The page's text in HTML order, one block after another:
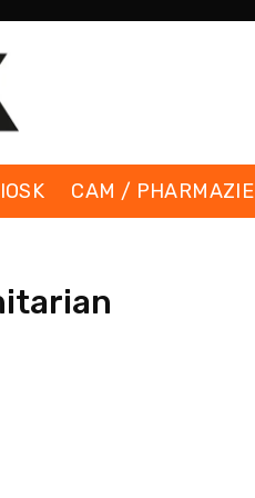
CAM / PHARMAZIE